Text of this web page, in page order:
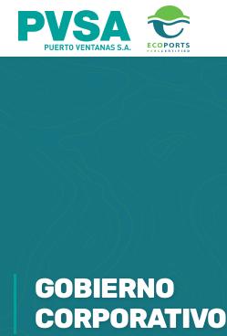
GOBIERNO
CORPORATIVO